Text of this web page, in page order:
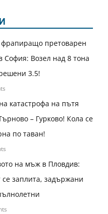
фрапиращо претоварен
София: Возел над 8 тона
3.5!
катастрофа на пътя
– Гурково! Кола се
по таван!
на мъж в Пловдив:
се заплита, задържани